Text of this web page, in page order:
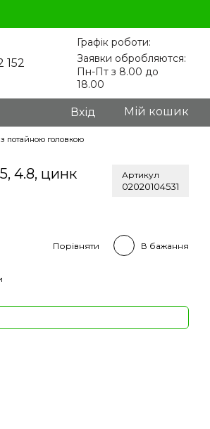
152
Графік роботи:
Заявки обробляются:
Пн-Пт з 8.00 до
18.00
Вхід Мій кошик
потайною головкою
4.8, цинк
Артикул
02020104531
Порівняти В бажання